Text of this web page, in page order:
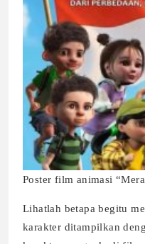
Poster film animasi
Lihatlah betapa begitu
karakter ditampilkan